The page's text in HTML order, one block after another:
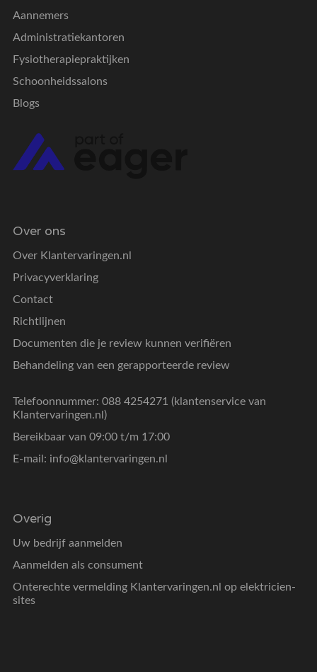
Aannemers
Administratiekantoren
Fysiotherapiepraktijken
Schoonheidssalons
Blogs
Over ons
Over Klantervaringen.nl
Privacyverklaring
Contact
Richtlijnen
Documenten die je review kunnen verifiëren
Behandeling van een gerapporteerde review
Telefoonnummer: 088 4254271 (klantenservice van
Klantervaringen.nl)
Bereikbaar van 09:00 t/m 17:00
E-mail: info@klantervaringen.nl
Overig
Uw bedrijf aanmelden
Aanmelden als consument
Onterechte vermelding Klantervaringen.nl op elektricien-
sites